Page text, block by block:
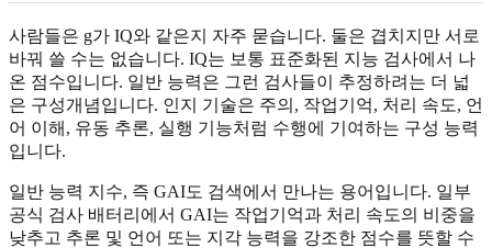
사람들은 g가 IQ와 같은지 자주 묻습니다. 둘은 겹치지만 서로
바꿔 쓸 수는 없습니다. IQ는 보통 표준화된 지능 검사에서 나
온 점수입니다. 일반 능력은 그런 검사들이 추정하려는 더 넓
은 구성개념입니다. 인지 기술은 주의, 작업기억, 처리 속도, 언
어 이해, 유동 추론, 실행 기능처럼 수행에 기여하는 구성 능력
입니다.
일반 능력 지수, 즉 GAI도 검색에서 만나는 용어입니다. 일부
공식 검사 배터리에서 GAI는 작업기억과 처리 속도의 비중을
낮추고 추론 및 언어 또는 지각 능력을 강조한 점수를 뜻할 수